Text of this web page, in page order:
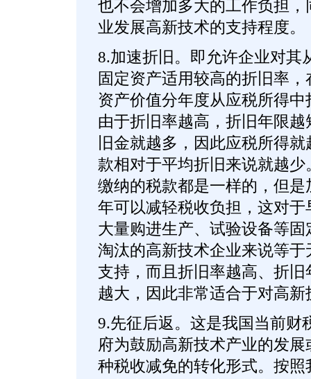
也不会增加多大的工作负担
业发展高新技术的支持程度。
8.加速折旧。即允许企业对其
固定资产适用较高的折旧率
资产价值分年度从应税所得
由于折旧率越高，折旧年限
旧金就越多，因此应税所得
款相对于平均折旧来说就越
缴纳的税款都是一样的，但
年可以减轻税收负担，这对
大量购进生产、试验设备等
淘汰的高新技术企业来说等
支持，而且折旧率越高、折
越大，因此非常适合于对高
9.先征后返。这是我国当前财
府为鼓励高新技术产业的发
种税收减免的转化形式。按